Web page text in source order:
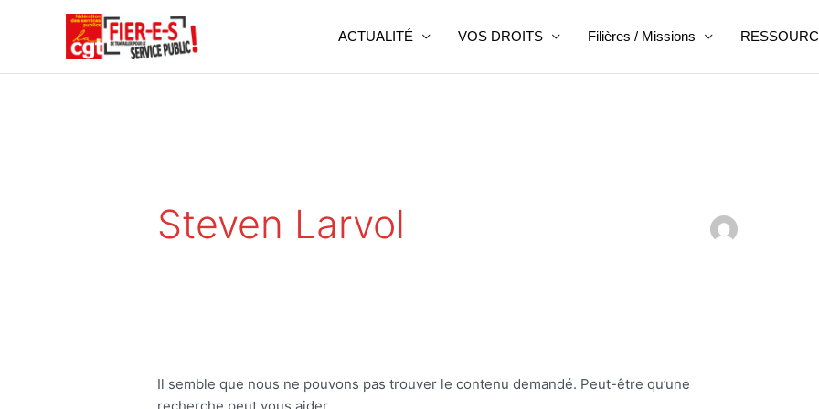
ACTUALITÉ VOS DROITS Filières / Missions
Steven Larvol
Il semble que nous ne pouvons pas trouver le contenu demandé. Peut-être qu’une